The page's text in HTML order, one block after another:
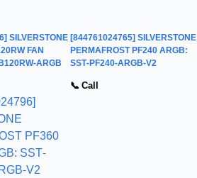
SILVERSTONE
FAN
ARGB
[844761024765] SILVERSTONE
PERMAFROST PF240 ARGB:
SST-PF240-ARGB-V2
📞 Call